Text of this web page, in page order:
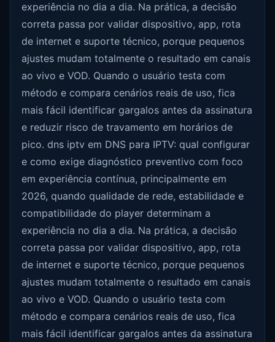
experiência no dia a dia. Na prática, a decisão
correta passa por validar dispositivo, app, rota
de internet e suporte técnico, porque pequenos
ajustes mudam totalmente o resultado em canais
ao vivo e VOD. Quando o usuário testa com
método e compara cenários reais de uso, fica
mais fácil identificar gargalos antes da assinatura
e reduzir risco de travamento em horários de
pico. dns iptv em DNS para IPTV: qual configurar
e como exige diagnóstico preventivo com foco
em experiência contínua, principalmente em
2026, quando qualidade de rede, estabilidade e
compatibilidade do player determinam a
experiência no dia a dia. Na prática, a decisão
correta passa por validar dispositivo, app, rota
de internet e suporte técnico, porque pequenos
ajustes mudam totalmente o resultado em canais
ao vivo e VOD. Quando o usuário testa com
método e compara cenários reais de uso, fica
mais fácil identificar gargalos antes da assinatura